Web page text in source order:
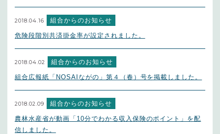
2018.04.16 組合からのお知らせ
危険段階別共済掛金率が設定されました。
2018.04.02 組合からのお知らせ
組合広報紙「NOSAIながの」第４（春）号を掲載しました。
2018.02.09 組合からのお知らせ
農林水産省が動画「10分でわかる収入保険のポイント」を配
信しました。